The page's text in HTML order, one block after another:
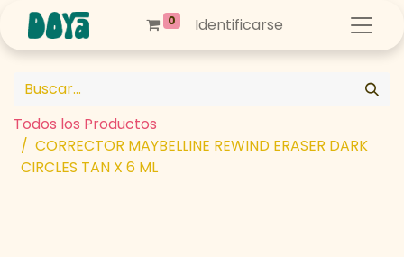
0 Identificarse
Todos los Productos
CORRECTOR MAYBELLINE REWIND ERASER DARK
CIRCLES TAN X 6 ML